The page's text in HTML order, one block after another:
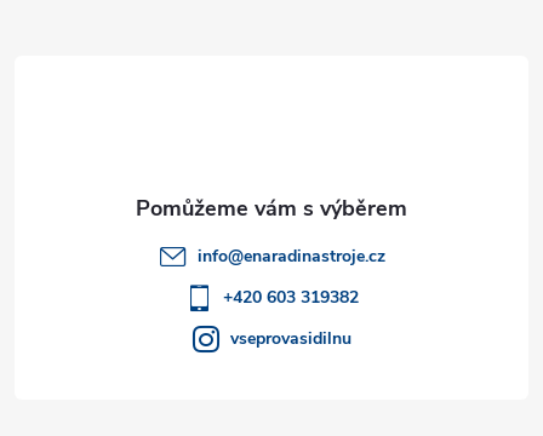
info@enaradinastroje.cz
+420 603 319382
vseprovasidilnu